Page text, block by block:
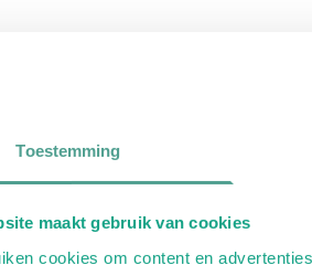
Toestemming
maakt gebruik van cookies
cookies om content en